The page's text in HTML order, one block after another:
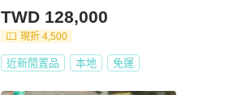
TWD 128,000
現折 4,500
近新閒置品 本地 免運